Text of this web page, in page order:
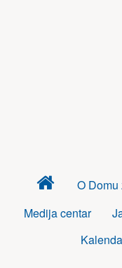
Dom
zdravlja
O
Medija centar